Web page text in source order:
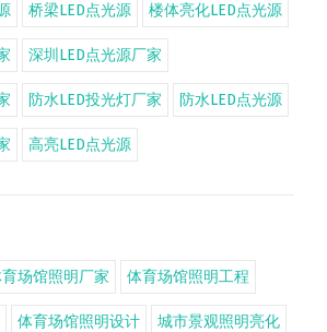
桥梁LED点光源 楼体亮化LED点光源
深圳LED点光源厂家
防水LED投光灯厂家 防水LED点光源
高亮LED点光源
场馆照明厂家 体育场馆照明工程
体育场馆照明设计 城市景观照明亮化